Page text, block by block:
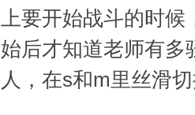
上要开始战斗的时候
始后才知道老师有多
人，在s和m里丝滑